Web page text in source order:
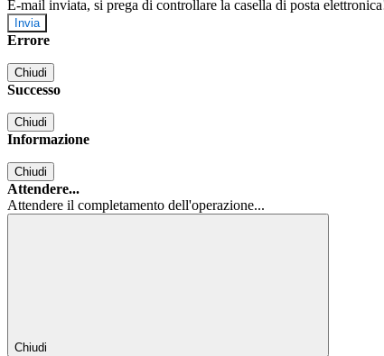
E-mail inviata, si prega di controllare la casella di posta
Errore
Chiudi
Successo
Chiudi
Informazione
Chiudi
Attendere...
Attendere il completamento dell'operazione...
Chiudi